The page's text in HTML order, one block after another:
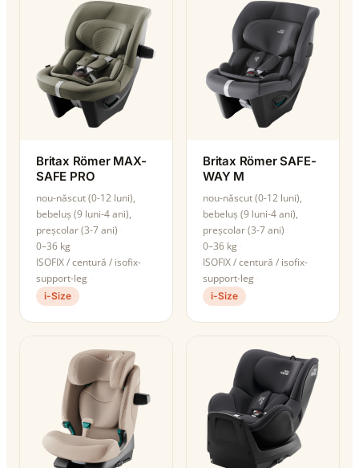
Britax Römer MAX-
SAFE PRO
nou-născut (0-12 luni),
bebeluș (9 luni-4 ani),
preșcolar (3-7 ani)
0–36 kg
ISOFIX / centură / isofix-
support-leg
i-Size
Britax Römer SAFE-
WAY M
nou-născut (0-12 luni),
bebeluș (9 luni-4 ani),
preșcolar (3-7 ani)
0–36 kg
ISOFIX / centură / isofix-
support-leg
i-Size